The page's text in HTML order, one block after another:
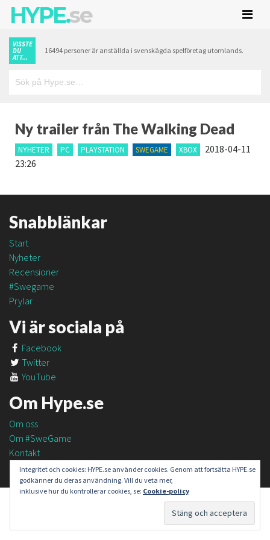
HYPE.se
VISSTE
DU
ATT...
16494 personer är anställda i svenskägda spelföretag utomlands.
Ny trailer från The Walking Dead
NYHETER PC PLAYSTATION SWEGAME XBOX
2018-04-11
23:26
Snabblänkar
Start
Nyheter
Recensioner
#Swegame
Prylar
Vi är sociala på
Facebook
Twitter
YouTube
Om Hype.se
Om oss
Om #SweGame
Kontakt
Integritet och cookies: HYPE.se använder cookies. Genom att fortsätta HYPE.se
godkänner du deras användning. Vill du veta mer,
inklusive hur du kontrollerar cookies, se: Cookie-policy